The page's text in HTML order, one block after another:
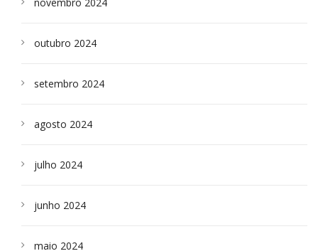
outubro 2024
setembro 2024
agosto 2024
julho 2024
junho 2024
maio 2024